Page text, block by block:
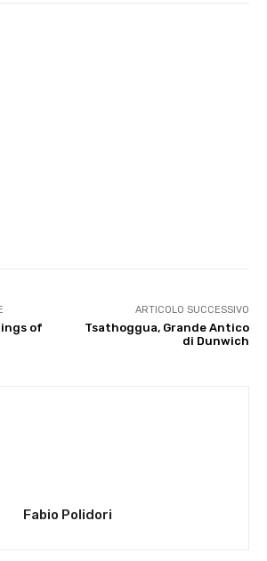
of
ARTICOLO SUCCESSIVO
Tsathoggua, Grande Antico
di Dunwich
Fabio Polidori